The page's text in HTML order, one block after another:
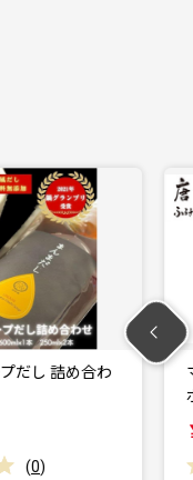
ト[4] かつおで
(0